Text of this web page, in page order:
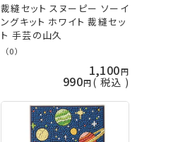
裁縫セット スヌーピー ソーイ
ングキット ホワイト 裁縫セッ
ト 手芸の山久
（0）
1,100
990 税込